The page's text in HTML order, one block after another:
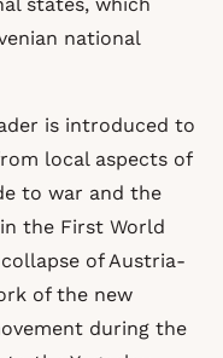
national
is introduced to
local aspects of
to war and the
the First World
of Austria-
of the new
during the